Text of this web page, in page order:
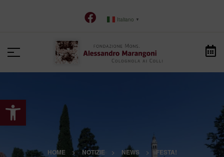
Apri la barra degli strumenti
Italiano ▼
HOME > NOTIZIE > NEWS > FESTA!